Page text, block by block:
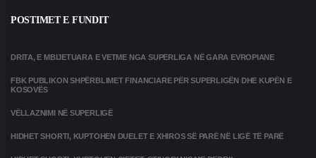
POSTIMET E FUNDIT
DRITA, E MBIJETUARA E VETME NGA SUPERLIGA NË GARA EVROPIANE
FBK PUBLIKON SHPËRBLIMET FINANCIARE PËR SUPERLIGËN DHE KUPËN E
KOSOVËS
VËLLAZNIMI NË SUPERLIGË
HIDHET SHORTI, KUPTOHEN DUELET E XHIROS SË PARË NË LIGË TË PARË